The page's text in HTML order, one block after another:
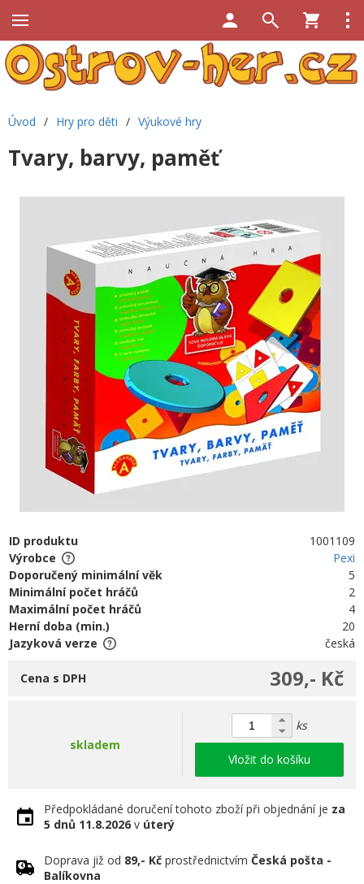
Úvod / Hry pro děti / Výukové hry
Tvary, barvy, paměť
ID produktu
1001109
Výrobce
Pexi
Doporučený minimální věk
5
Minimální počet hráčů
2
Maximální počet hráčů
4
Herní doba (min.)
20
Jazyková verze
česká
309,- Kč
Cena s DPH
skladem
ks
Vložit do košíku
Předpokládané doručení tohoto zboží při objednání je za
5 dnů 11.8.2026 v úterý
Doprava již od 89,- Kč prostřednictvím Česká pošta -
Balíkovna